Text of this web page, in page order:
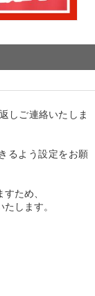
しご連絡いたしま
るよう設定をお願
ため、
します。